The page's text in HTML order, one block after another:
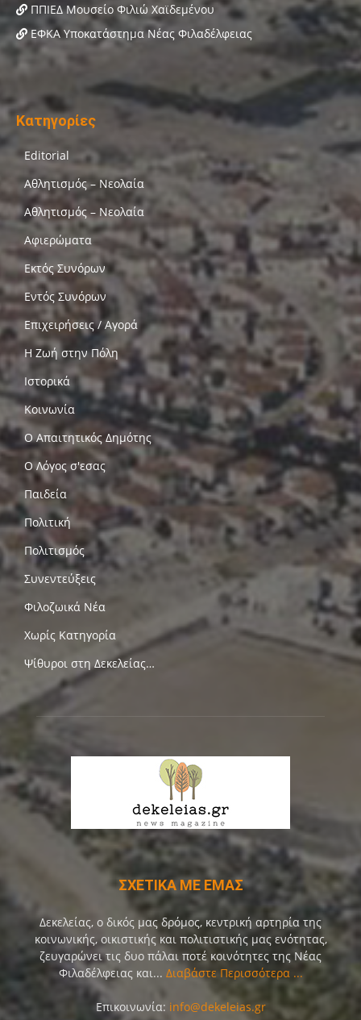
ΠΠΙΕΔ Μουσείο Φιλιώ Χαϊδεμένου
ΕΦΚΑ Υποκατάστημα Νέας Φιλαδέλφειας
Κατηγορίες
Editorial
Αθλητισμός – Νεολαία
Αθλητισμός – Νεολαία
Αφιερώματα
Εκτός Συνόρων
Εντός Συνόρων
Επιχειρήσεις / Αγορά
Η Ζωή στην Πόλη
Ιστορικά
Κοινωνία
Ο Απαιτητικός Δημότης
Ο Λόγος σ'εσας
Παιδεία
Πολιτική
Πολιτισμός
Συνεντεύξεις
Φιλοζωικά Νέα
Χωρίς Κατηγορία
Ψίθυροι στη Δεκελείας…
ΣΧΕΤΙΚΑ ΜΕ ΕΜΑΣ
Δεκελείας, ο δικός μας δρόμος, κεντρική αρτηρία της
κοινωνικής, οικιστικής και πολιτιστικής μας ενότητας,
ζευγαρώνει τις δυο πάλαι ποτέ κοινότητες της Νέας
Φιλαδέλφειας και... Διαβάστε Περισσότερα ...
Επικοινωνία: info@dekeleias.gr